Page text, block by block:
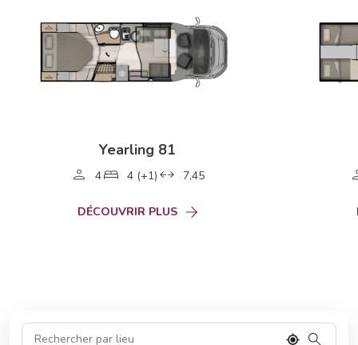
Yearling 81
4 4 (+1) 7,45
DÉCOUVRIR PLUS